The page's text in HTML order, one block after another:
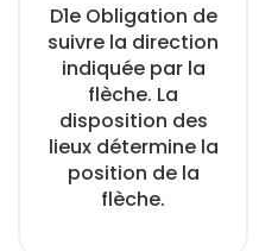
D1e Obligation de
suivre la direction
indiquée par la
flèche. La
disposition des
lieux détermine la
position de la
flèche.